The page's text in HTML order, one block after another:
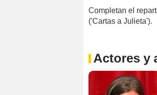
Completan el
('Cartas a Julieta').
Actores y